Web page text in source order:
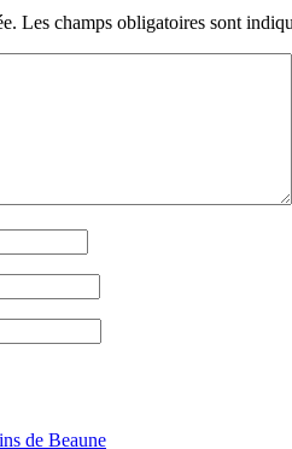
Les champs obligatoires sont
de Beaune